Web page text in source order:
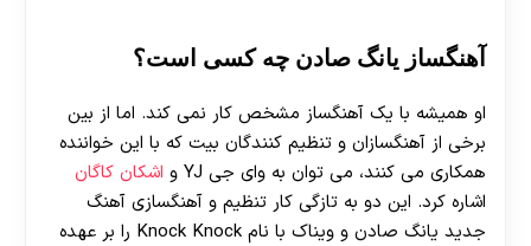
آهنگساز یانگ صادن چه کسی است؟
او همیشه با یک آهنگساز مشخص کار نمی کند. اما از بین
برخی از آهنگسازان و تنظیم کنندگان بیت که با این خواننده
همکاری می کنند، می توان به وای جی YJ و
اشکان کاگان
اشاره کرد. این دو به تازگی کار تنظیم و آهنگسازی آهنگ
جدید یانگ صادن و ویناک با نام Knock Knock را بر عهده